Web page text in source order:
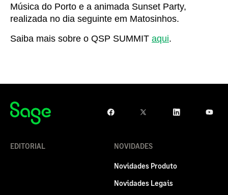
Música do Porto e a animada Sunset Party,
realizada no dia seguinte em Matosinhos.
Saiba mais sobre o QSP SUMMIT aqui.
EDITORIAL NOVIDADES
Novidades Produto
Novidades Legais